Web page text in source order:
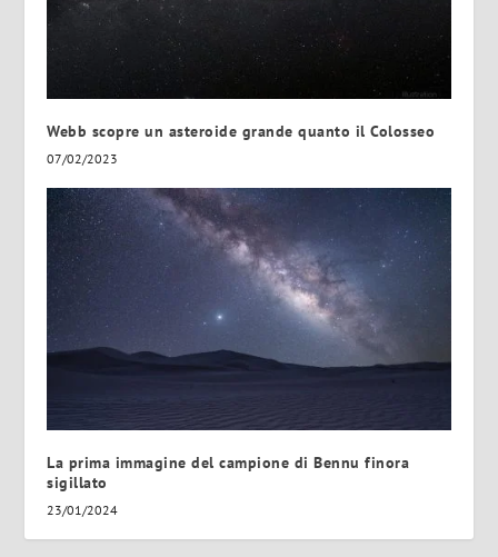
Webb scopre un asteroide grande quanto il Colosseo
07/02/2023
La prima immagine del campione di Bennu finora
sigillato
23/01/2024